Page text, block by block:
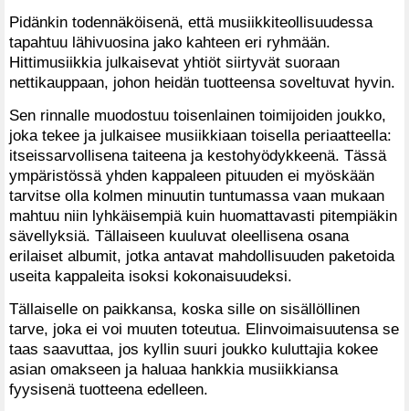
Pidänkin todennäköisenä, että musiikkiteollisuudessa
tapahtuu lähivuosina jako kahteen eri ryhmään.
Hittimusiikkia julkaisevat yhtiöt siirtyvät suoraan
nettikauppaan, johon heidän tuotteensa soveltuvat hyvin.
Sen rinnalle muodostuu toisenlainen toimijoiden joukko,
joka tekee ja julkaisee musiikkiaan toisella periaatteella:
itseissarvollisena taiteena ja kestohyödykkeenä. Tässä
ympäristössä yhden kappaleen pituuden ei myöskään
tarvitse olla kolmen minuutin tuntumassa vaan mukaan
mahtuu niin lyhkäisempiä kuin huomattavasti pitempiäkin
sävellyksiä. Tällaiseen kuuluvat oleellisena osana
erilaiset albumit, jotka antavat mahdollisuuden paketoida
useita kappaleita isoksi kokonaisuudeksi.
Tällaiselle on paikkansa, koska sille on sisällöllinen
tarve, joka ei voi muuten toteutua. Elinvoimaisuutensa se
taas saavuttaa, jos kyllin suuri joukko kuluttajia kokee
asian omakseen ja haluaa hankkia musiikkiansa
fyysisenä tuotteena edelleen.